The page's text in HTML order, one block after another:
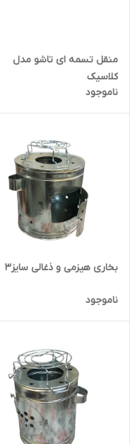
منقل تسمه ای تاشو مدل
کلاسیک
ناموجود
بخاری هیزمی و ذغالی سایز۳
ناموجود